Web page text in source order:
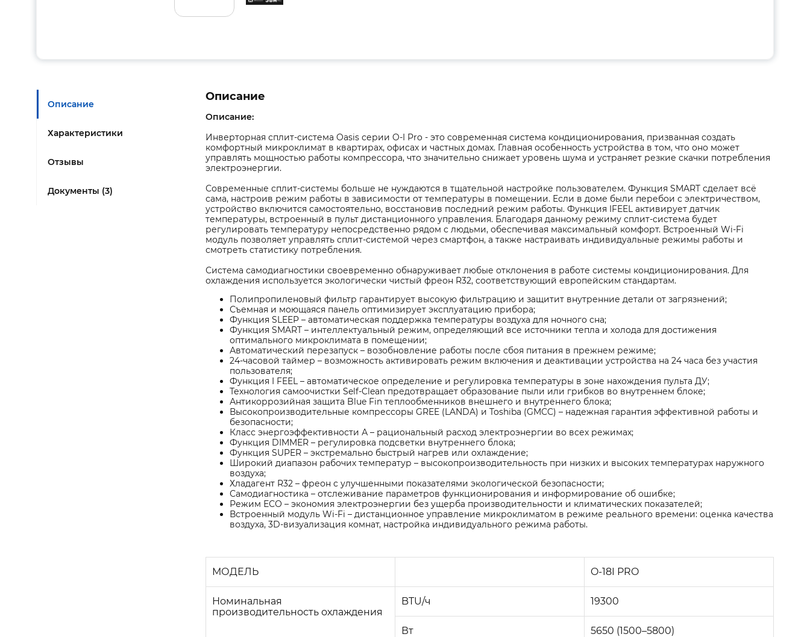
Описание
Характеристики
Отзывы
Документы (3)
Описание
Описание:
Инверторная сплит-система Oasis серии O-I Pro - это современная система кондиционирования, призванная создать
комфортный микроклимат в квартирах, офисах и частных домах. Главная особенность устройства в том, что оно может
управлять мощностью работы компрессора, что значительно снижает уровень шума и устраняет резкие скачки потребления
электроэнергии.
Современные сплит-системы больше не нуждаются в тщательной настройке пользователем. Функция SMART сделает всё
сама, настроив режим работы в зависимости от температуры в помещении. Если в доме были перебои с электричеством,
устройство включится самостоятельно, восстановив последний режим работы. Функция IFEEL активирует датчик
температуры, встроенный в пульт дистанционного управления. Благодаря данному режиму сплит-система будет
регулировать температуру непосредственно рядом с людьми, обеспечивая максимальный комфорт. Встроенный Wi-Fi
модуль позволяет управлять сплит-системой через смартфон, а также настраивать индивидуальные режимы работы и
смотреть статистику потребления.
Система самодиагностики своевременно обнаруживает любые отклонения в работе системы кондиционирования. Для
охлаждения используется экологически чистый фреон R32, соответствующий европейским стандартам.
Полипропиленовый фильтр гарантирует высокую фильтрацию и защитит внутренние детали от загрязнений;
Съемная и моющаяся панель оптимизирует эксплуатацию прибора;
Функция SLEEP – автоматическая поддержка температуры воздуха для ночного сна;
Функция SMART – интеллектуальный режим, определяющий все источники тепла и холода для достижения
оптимального микроклимата в помещении;
Автоматический перезапуск – возобновление работы после сбоя питания в прежнем режиме;
24-часовой таймер – возможность активировать режим включения и деактивации устройства на 24 часа без участия
пользователя;
Функция I FEEL – автоматическое определение и регулировка температуры в зоне нахождения пульта ДУ;
Технология самоочистки Self-Clean предотвращает образование пыли или грибков во внутреннем блоке;
Антикоррозийная защита Blue Fin теплообменников внешнего и внутреннего блока;
Высокопроизводительные компрессоры GREE (LANDA) и Toshiba (GMCC) – надежная гарантия эффективной работы и
безопасности;
Класс энергоэффективности А – рациональный расход электроэнергии во всех режимах;
Функция DIMMER – регулировка подсветки внутреннего блока;
Функция SUPER – экстремально быстрый нагрев или охлаждение;
Широкий диапазон рабочих температур – высокопроизводительность при низких и высоких температурах наружного
воздуха;
Хладагент R32 – фреон с улучшенными показателями экологической безопасности;
Самодиагностика – отслеживание параметров функционирования и информирование об ошибке;
Режим ЕСО – экономия электроэнергии без ущерба производительности и климатических показателей;
Встроенный модуль Wi-Fi – дистанционное управление микроклиматом в режиме реального времени: оценка качества
воздуха, 3D-визуализация комнат, настройка индивидуального режима работы.
МОДЕЛЬ O-18I PRO
Номинальная
производительность охлаждения
BTU/ч 19300
Вт 5650 (1500–5800)